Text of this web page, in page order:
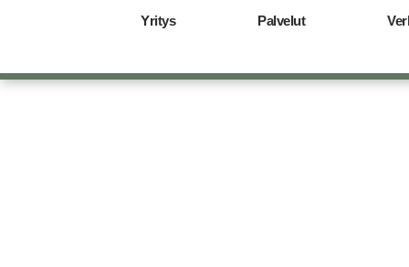
Yritys Palvelut